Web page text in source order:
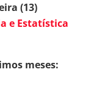
(13)
e Estatística
meses: